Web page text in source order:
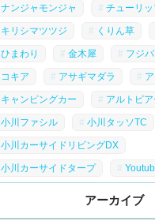
ナンジャモンジャ チューリ
キリシマツツジ くりん草
ひまわり 金木犀 フジ
コキア アサギマダラ
キャンピングカー アルトピア
小川ファシル 小川タッソTC
小川カーサイドリビングDX
小川カーサイドタープ
アーカイブ